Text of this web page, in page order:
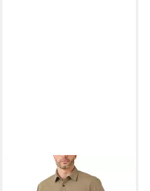
Hemdjacke Carhartt FLEECE